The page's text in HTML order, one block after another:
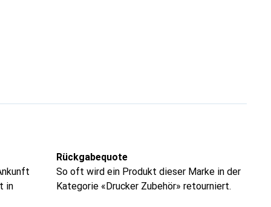
in
Rückgabequote
So oft wird ein Produkt dieser Marke in der
Kategorie «Drucker Zubehör» retourniert.